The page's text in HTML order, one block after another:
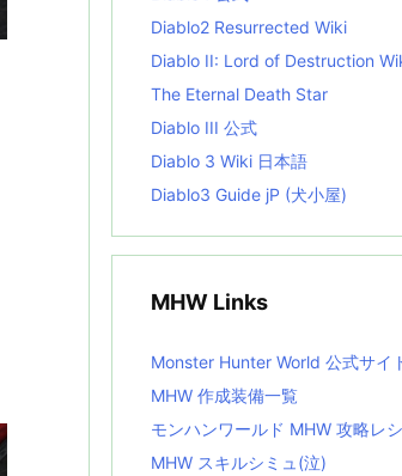
t
Diablo2 Resurrected Wiki
Diablo II: Lord of Destruction
The Eternal Death Star
Diablo III 公式
Diablo 3 Wiki 日本語
Diablo3 Guide jP (犬小屋)
MHW Links
Monster Hunter World 公式サイ
MHW 作成装備一覧
モンハンワールド MHW 攻略レ
MHW スキルシミュ(泣)